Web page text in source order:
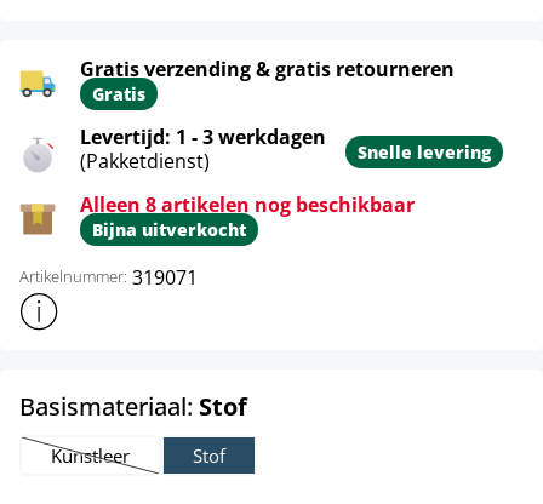
Gratis verzending & gratis retourneren
Gratis
Levertijd: 1 - 3 werkdagen
(Pakketdienst)
Snelle levering
Alleen 8 artikelen nog beschikbaar
Bijna uitverkocht
Artikelnummer: 319071
Toon meer productinformatie
Basismateriaal: Stofselect
Kunstleer
(Deze optie is momenteel niet beschikbaar.)
Stof